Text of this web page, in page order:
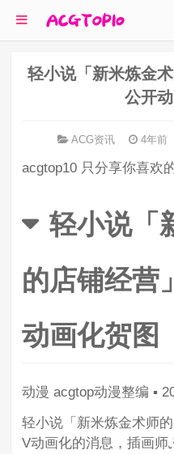
轻小说「新米炼金
公开
ACG资讯 4年前
acgtop10 只分享你喜欢
轻小说「
的店铺经营
动画化贺图
动漫 acgtop动漫整编 ▪
轻小说「新米炼金术师
V动画化的消息，插画